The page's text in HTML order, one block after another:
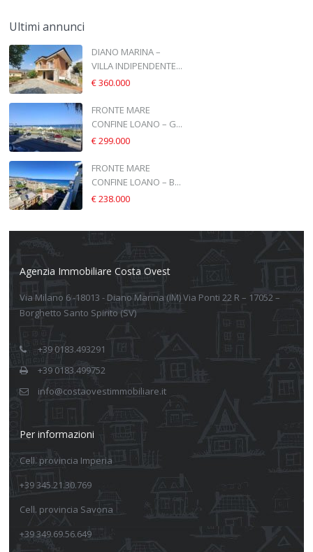
Ultimi annunci
DIANO MARINA –
VILLA INDIPENDENTE...
€ 360.000
FRONTE MARE
CONFINE LOANO – G...
€ 299.000
FRONTE MARE
CONFINE LOANO – B...
€ 238.000
Agenzia Immobiliare Costa Ovest
Via Milano 6 -18013 - Diano Marina (IM) Via Ponti 22 R – 17052 –
Borghetto Santo Spirito (SV)
+39 0183.493291
+39 0183.499752
info@costaovestimmobiliare.it
Per informazioni
Cell. provincia Imperia
+39 345.21.30.769
Cell. provincia Savona
+39 349.69.56.649